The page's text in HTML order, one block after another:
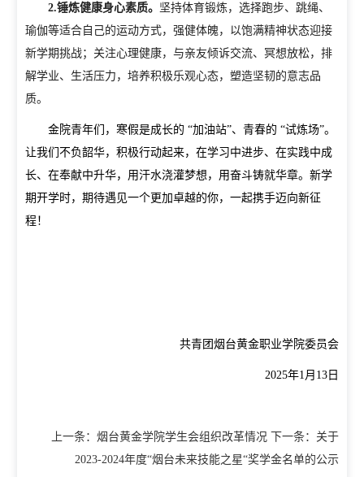
2.锤炼健康身心素质。 坚持体育锻炼，选择跑步、跳绳、
瑜伽等适合自己的运动方式，强健体魄，以饱满精神状态迎接
新学期挑战；关注心理健康，与亲友倾诉交流、冥想放松，排
解学业、生活压力，培养积极乐观心态，塑造坚韧的意志品
质。
金院青年们，寒假是成长的 “加油站”、青春的 “试炼场”。
让我们不负韶华，积极行动起来，在学习中进步、在实践中成
长、在奉献中升华，用汗水浇灌梦想，用奋斗铸就华章。新学
期开学时，期待遇见一个更加卓越的你，一起携手迈向新征
程！
共青团烟台黄金职业学院委员会
2025年1月13日
上一条： 烟台黄金学院学生会组织改革情况下一条： 关于
2023-2024年度“烟台未来技能之星“奖学金名单的公示